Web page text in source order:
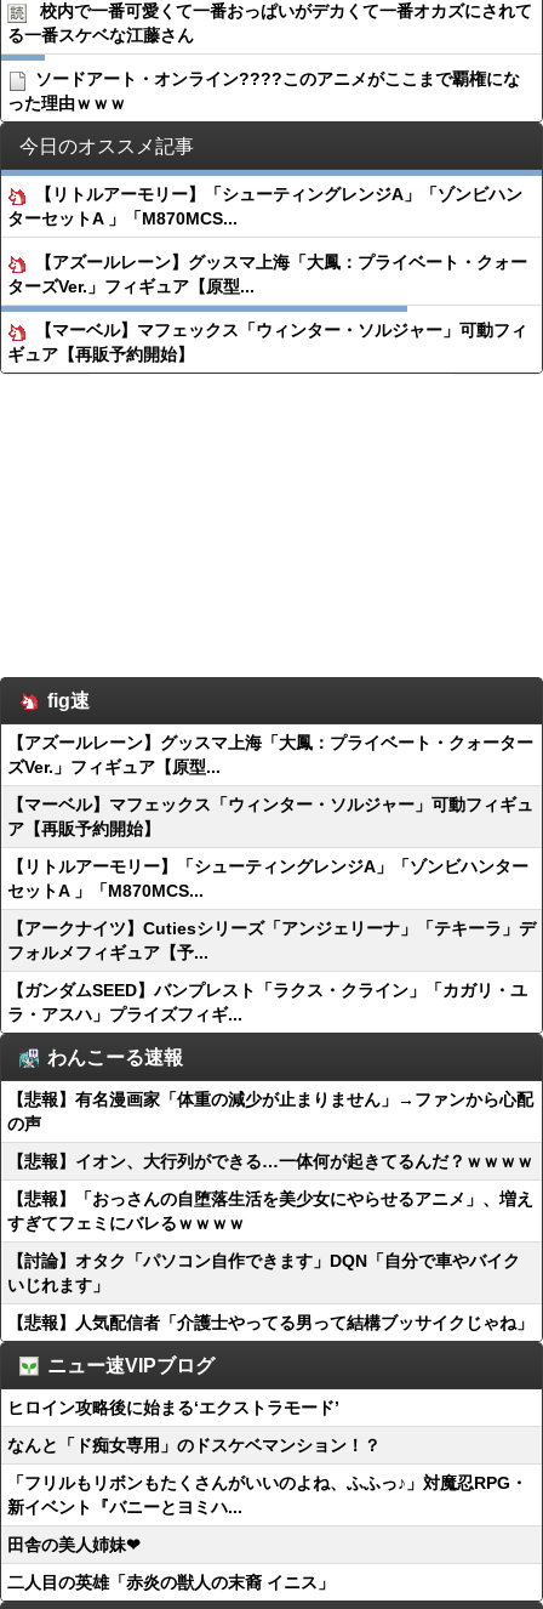
校内で一番可愛くて一番おっぱいがデカくて一番オカズにされて
る一番スケベな江藤さん
ソードアート・オンライン????このアニメがここまで覇権にな
った理由ｗｗｗ
今日のオススメ記事
【リトルアーモリー】「シューティングレンジA」「ゾンビハン
ターセットA 」「M870MCS...
【アズールレーン】グッスマ上海「大鳳：プライベート・クォー
ターズVer.」フィギュア【原型...
【マーベル】マフェックス「ウィンター・ソルジャー」可動フィ
ギュア【再販予約開始】
fig速
【アズールレーン】グッスマ上海「大鳳：プライベート・クォーター
ズVer.」フィギュア【原型...
【マーベル】マフェックス「ウィンター・ソルジャー」可動フィギュ
ア【再販予約開始】
【リトルアーモリー】「シューティングレンジA」「ゾンビハンター
セットA 」「M870MCS...
【アークナイツ】Cutiesシリーズ「アンジェリーナ」「テキーラ」デ
フォルメフィギュア【予...
【ガンダムSEED】バンプレスト「ラクス・クライン」「カガリ・ユ
ラ・アスハ」プライズフィギ...
わんこーる速報
【悲報】有名漫画家「体重の減少が止まりません」→ファンから心配
の声
【悲報】イオン、大行列ができる…一体何が起きてるんだ？ｗｗｗｗ
【悲報】「おっさんの自堕落生活を美少女にやらせるアニメ」、増え
すぎてフェミにバレるｗｗｗｗ
【討論】オタク「パソコン自作できます」DQN「自分で車やバイク
いじれます」
【悲報】人気配信者「介護士やってる男って結構ブッサイクじゃね」
ニュー速VIPブログ
ヒロイン攻略後に始まる‘エクストラモード’
なんと「ド痴女専用」のドスケベマンション！？
「フリルもリボンもたくさんがいいのよね、ふふっ♪」対魔忍RPG・
新イベント『バニーとヨミハ...
田舎の美人姉妹❤
二人目の英雄「赤炎の獣人の末裔 イニス」